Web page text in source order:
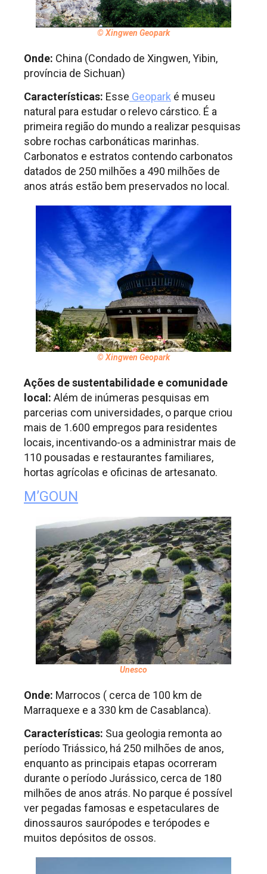
© Xingwen Geopark
Onde: China (Condado de Xingwen, Yibin,
província de Sichuan)
Características: Esse Geopark é museu
natural para estudar o relevo cárstico. É a
primeira região do mundo a realizar pesquisas
sobre rochas carbonáticas marinhas.
Carbonatos e estratos contendo carbonatos
datados de 250 milhões a 490 milhões de
anos atrás estão bem preservados no local.
© Xingwen Geopark
Ações de sustentabilidade e comunidade
local: Além de inúmeras pesquisas em
parcerias com universidades, o parque criou
mais de 1.600 empregos para residentes
locais, incentivando-os a administrar mais de
110 pousadas e restaurantes familiares,
hortas agrícolas e oficinas de artesanato.
M’GOUN
Unesco
Onde: Marrocos ( cerca de 100 km de
Marraquexe e a 330 km de Casablanca).
Características: Sua geologia remonta ao
período Triássico, há 250 milhões de anos,
enquanto as principais etapas ocorreram
durante o período Jurássico, cerca de 180
milhões de anos atrás. No parque é possível
ver pegadas famosas e espetaculares de
dinossauros saurópodes e terópodes e
muitos depósitos de ossos.